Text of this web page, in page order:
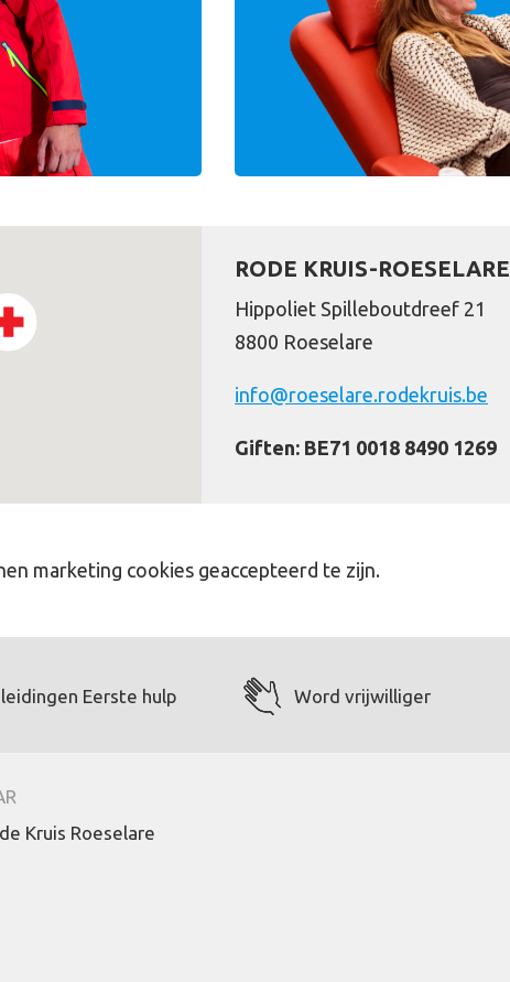
RODE KRUIS-ROESELARE
Hippoliet Spilleboutdreef 21
8800 Roeselare
info@roeselare.rodekruis.be
Giften: BE71 0018 8490 1269
marketing cookies geaccepteerd te zijn.
Eerste hulp Word vrijwilliger
Kruis Roeselare